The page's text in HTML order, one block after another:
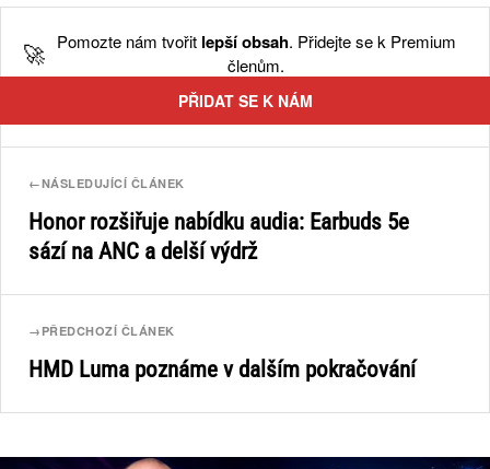
🚀 Pomozte nám tvořit lepší obsah. Přidejte se k Premium
členům.
PŘIDAT SE K NÁM
←NÁSLEDUJÍCÍ ČLÁNEK
Honor rozšiřuje nabídku audia: Earbuds 5e
sází na ANC a delší výdrž
→ PŘEDCHOZÍ ČLÁNEK
HMD Luma poznáme v dalším pokračování